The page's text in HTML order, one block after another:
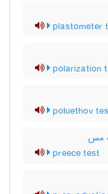
plastometer
polarization
poluethov
مس
preece test